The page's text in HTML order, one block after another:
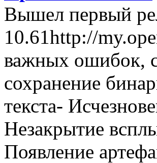
Вышел первый
10.61http://
важных ошибок,
сохранение
текста-
Незакрытие
Появление